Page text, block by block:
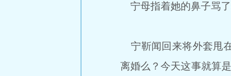
宁母指着她的鼻子骂了
宁靳闻回来将外套甩
离婚么？今天这事就算